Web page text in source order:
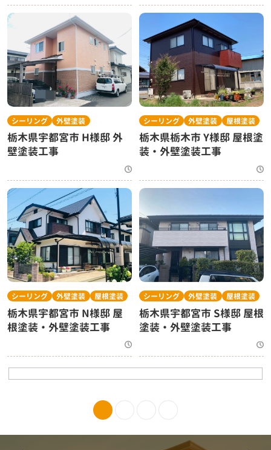
シーリング 外壁塗装
栃木県宇都宮市 H様邸 外
壁塗装工事
シーリング 外壁塗装 屋根塗装
栃木県栃木市 Y様邸 屋根塗
装・外壁塗装工事
シーリング 外壁塗装 屋根塗装
栃木県宇都宮市 N様邸 屋
根塗装・外壁塗装工事
シーリング 外壁塗装 屋根塗装
栃木県宇都宮市 S様邸 屋根
塗装・外壁塗装工事